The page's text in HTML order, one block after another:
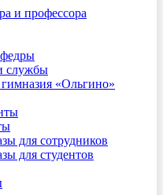
и профессора
службы
«Ольгино»
для сотрудников
для студентов